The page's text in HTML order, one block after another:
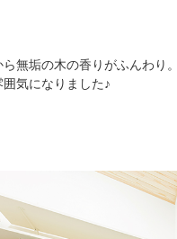
無垢の木の香りがふんわり。
気になりました♪